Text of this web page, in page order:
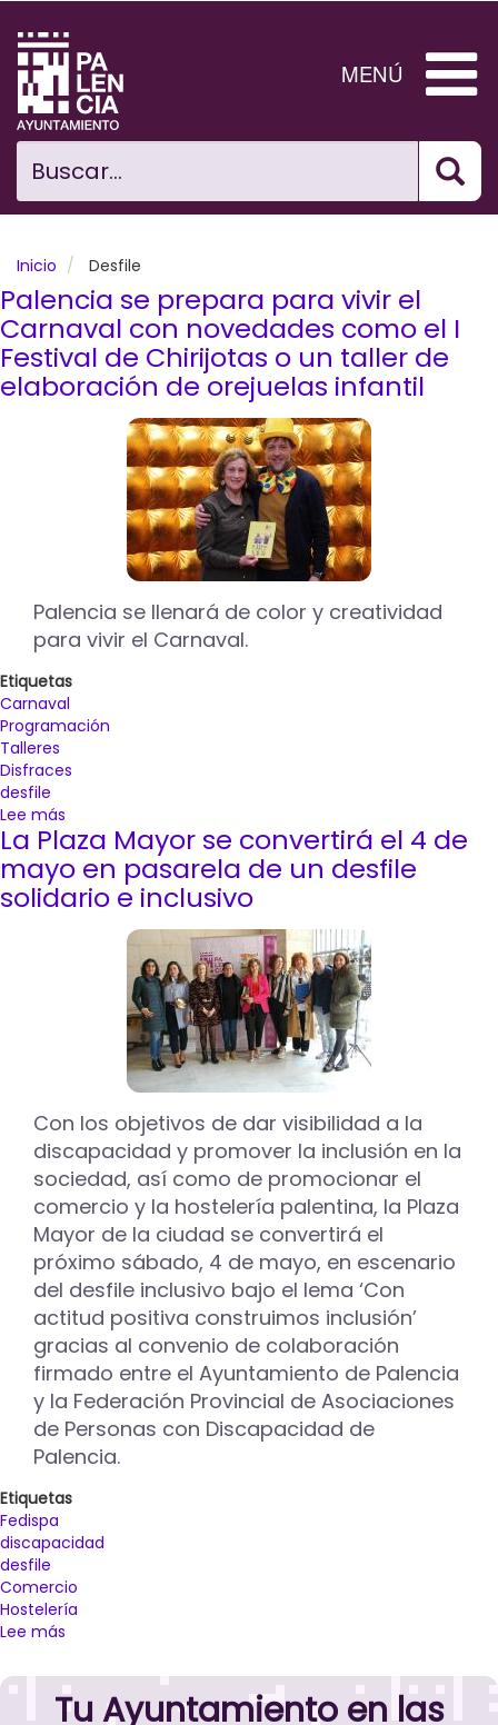
contenido
principal
Buscar...
MENÚ
Ciudad
El Ayuntamiento
Noticias
Planificación Ciudad
Areas municipales
Inicio Desfile
Palencia se prepara para vivir el
Carnaval con novedades como el I
Festival de Chirijotas o un taller de
elaboración de orejuelas infantil
Palencia se llenará de color y creatividad
para vivir el Carnaval.
Etiquetas
Carnaval
Programación
Talleres
Disfraces
desfile
Lee más
Palencia
se
prepara
para
novedades
de
Chirijotas
o
un
taller
de
elaboración
de
orejuelas
infantil
La Plaza Mayor se convertirá el 4 de
mayo en pasarela de un desfile
solidario e inclusivo
Con los objetivos de dar visibilidad a la
discapacidad y promover la inclusión en la
sociedad, así como de promocionar el
comercio y la hostelería palentina, la Plaza
Mayor de la ciudad se convertirá el
próximo sábado, 4 de mayo, en escenario
del desfile inclusivo bajo el lema ‘Con
actitud positiva construimos inclusión’
gracias al convenio de colaboración
firmado entre el Ayuntamiento de Palencia
y la Federación Provincial de Asociaciones
de Personas con Discapacidad de
Palencia.
Etiquetas
Fedispa
discapacidad
desfile
Comercio
Hostelería
Lee más
Plaza
Mayor
se
Tu Ayuntamiento en las